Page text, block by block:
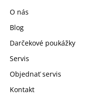
O nás
Blog
Darčekové poukážky
Servis
Objednať servis
Kontakt